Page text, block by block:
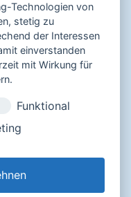
Technologien von
stetig zu
der Interessen
einverstanden
mit Wirkung für
Funktional